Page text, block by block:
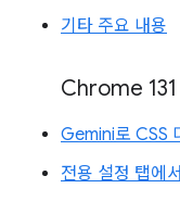
기타 주요 내용
Chrome 131
Gemini로 CSS
전용 설정 탭에